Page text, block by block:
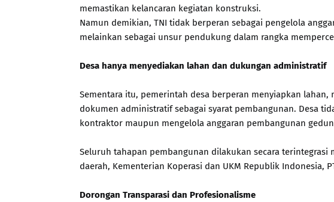
memastikan kelancaran kegiatan konstruksi.
Namun demikian, TNI tidak berperan sebagai pengelola
melainkan sebagai unsur pendukung dalam rangka
Desa hanya menyediakan lahan dan dukungan administratif
Sementara itu, pemerintah desa berperan menyiapkan
dokumen administratif sebagai syarat pembangunan. Desa
kontraktor maupun mengelola anggaran pembangunan
Seluruh tahapan pembangunan dilakukan secara
daerah, Kementerian Koperasi dan UKM Republik Indonesia,
Dorongan Transparasi dan Profesionalisme